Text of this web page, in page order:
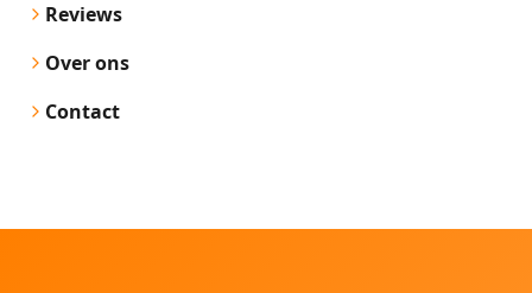
Reviews
Over ons
Contact